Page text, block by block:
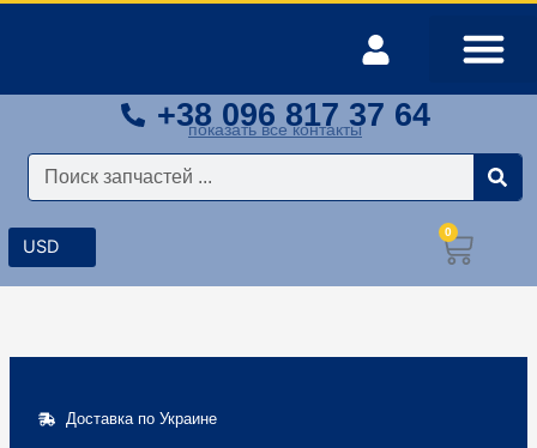
+38 096 817 37 64
показать все контакты
Поиск
0
Доставка по Украине